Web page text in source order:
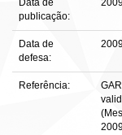
Data de
publicação:
2009
Data de
defesa:
Referência: